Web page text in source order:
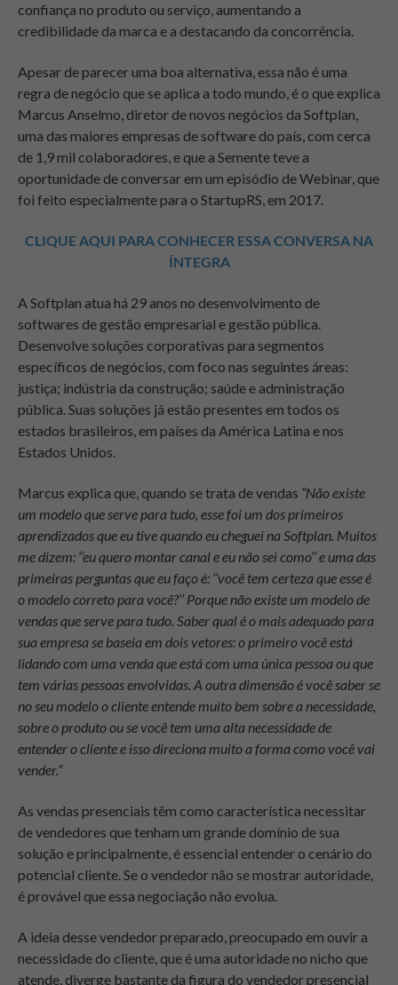
confiança no produto ou serviço, aumentando a
credibilidade da marca e a destacando da concorrência.
Apesar de parecer uma boa alternativa, essa não é uma
regra de negócio que se aplica a todo mundo, é o que explica
Marcus Anselmo, diretor de novos negócios da Softplan,
uma das maiores empresas de software do país, com cerca
de 1,9 mil colaboradores, e que a Semente teve a
oportunidade de conversar em um episódio de Webinar, que
foi feito especialmente para o StartupRS, em 2017.
CLIQUE AQUI PARA CONHECER ESSA CONVERSA NA
ÍNTEGRA
A Softplan atua há 29 anos no desenvolvimento de
softwares de gestão empresarial e gestão pública.
Desenvolve soluções corporativas para segmentos
específicos de negócios, com foco nas seguintes áreas:
justiça; indústria da construção; saúde e administração
pública. Suas soluções já estão presentes em todos os
estados brasileiros, em países da América Latina e nos
Estados Unidos.
Marcus explica que, quando se trata de vendas “Não existe
um modelo que serve para tudo, esse foi um dos primeiros
aprendizados que eu tive quando eu cheguei na Softplan. Muitos
me dizem: ‘’eu quero montar canal e eu não sei como’’ e uma das
primeiras perguntas que eu faço é: ‘’você tem certeza que esse é
o modelo correto para você?’’ Porque não existe um modelo de
vendas que serve para tudo. Saber qual é o mais adequado para
sua empresa se baseia em dois vetores: o primeiro você está
lidando com uma venda que está com uma única pessoa ou que
tem várias pessoas envolvidas. A outra dimensão é você saber se
no seu modelo o cliente entende muito bem sobre a necessidade,
sobre o produto ou se você tem uma alta necessidade de
entender o cliente e isso direciona muito a forma como você vai
vender.”
As vendas presenciais têm como característica necessitar
de vendedores que tenham um grande domínio de sua
solução e principalmente, é essencial entender o cenário do
potencial cliente. Se o vendedor não se mostrar autoridade,
é provável que essa negociação não evolua.
A ideia desse vendedor preparado, preocupado em ouvir a
necessidade do cliente, que é uma autoridade no nicho que
atende, diverge bastante da figura do vendedor presencial